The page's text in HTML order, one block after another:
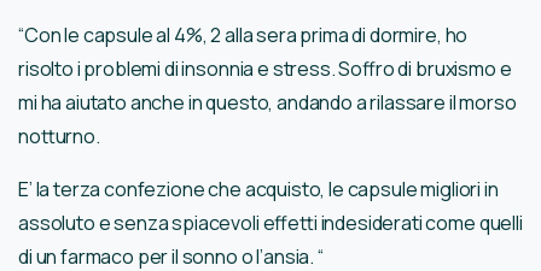
“Con le capsule al 4%, 2 alla sera prima di dormire, ho
risolto i problemi di insonnia e stress. Soffro di bruxismo e
mi ha aiutato anche in questo, andando a rilassare il morso
notturno.
E’ la terza confezione che acquisto, le capsule migliori in
assoluto e senza spiacevoli effetti indesiderati come quelli
di un farmaco per il sonno o l’ansia. “